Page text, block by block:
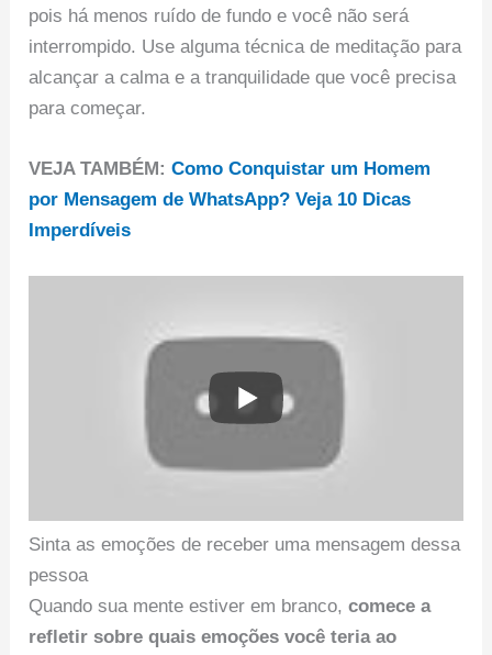
pois há menos ruído de fundo e você não será
interrompido. Use alguma técnica de meditação para
alcançar a calma e a tranquilidade que você precisa
para começar.
VEJA TAMBÉM:Como Conquistar um Homem
por Mensagem de WhatsApp? Veja 10 Dicas
Imperdíveis
Sinta as emoções de receber uma mensagem dessa
pessoa
Quando sua mente estiver em branco,comece a
refletir sobre quais emoções você teria ao